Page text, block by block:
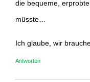
die bequeme,
müsste…
Ich glaube, wir
Antworten